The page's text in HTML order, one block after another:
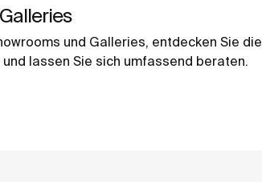
und Galleries, entdecken Sie die
lassen Sie sich umfassend beraten.